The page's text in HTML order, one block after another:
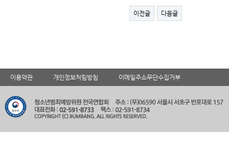
이전글 다음글
이용약관 개인정보처림방침 이메일주소무단수집거부